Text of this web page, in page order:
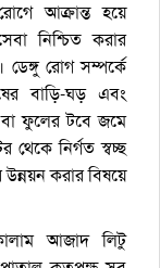
আক্রান্ত হয়ে
নিশ্চিত করার
রোগ সম্পর্কে
বাড়ি-ঘড় এবং
ফুলের টবে জমে
থেকে নির্গত স্বচ্ছ
উন্নয়ন করার বিষয়ে
আজাদ লিটু